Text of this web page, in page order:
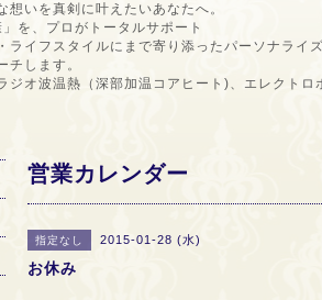
いを真剣に叶えたいあなたへ。
を、プロがトータルサポート
ライフスタイルにまで寄り添ったパーソナラ
チします。
ジオ波温熱（深部加温コアヒート)、エレクトロ
営業カレンダー
指定なし 2015-01-28 (水)
お休み